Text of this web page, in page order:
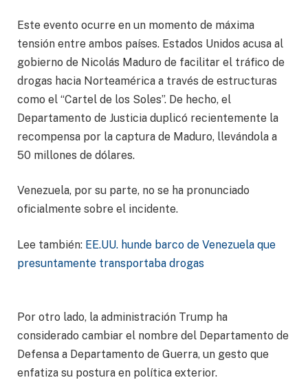
Este evento ocurre en un momento de máxima
tensión entre ambos países. Estados Unidos acusa al
gobierno de Nicolás Maduro de facilitar el tráfico de
drogas hacia Norteamérica a través de estructuras
como el “Cartel de los Soles”. De hecho, el
Departamento de Justicia duplicó recientemente la
recompensa por la captura de Maduro, llevándola a
50 millones de dólares.
Venezuela, por su parte, no se ha pronunciado
oficialmente sobre el incidente.
Lee también: EE.UU. hunde barco de Venezuela que
presuntamente transportaba drogas
Por otro lado, la administración Trump ha
considerado cambiar el nombre del Departamento de
Defensa a Departamento de Guerra, un gesto que
enfatiza su postura en política exterior.